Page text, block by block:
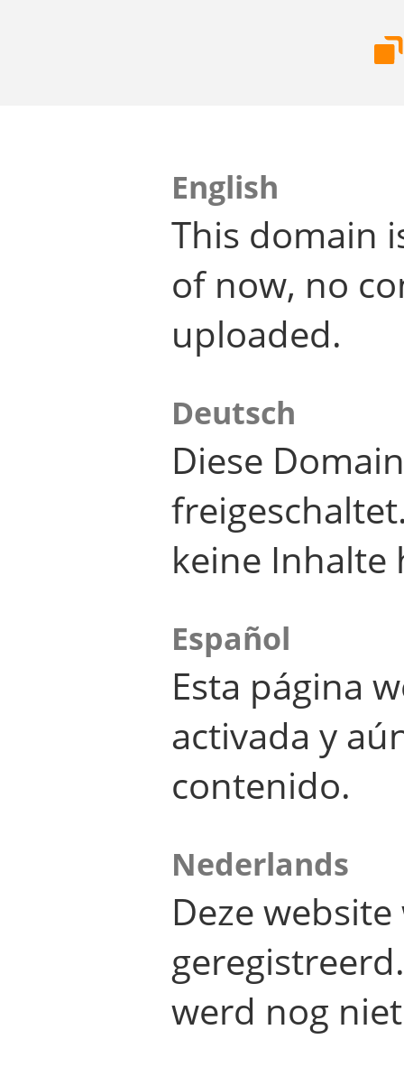
English
This domain
of now, no
uploaded.
Deutsch
Diese
keine Inhalte
Español
Esta página
activada y
contenido.
Nederlands
Deze
werd nog